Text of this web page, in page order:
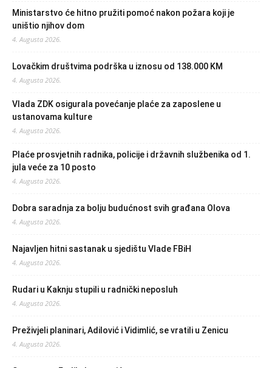
Ministarstvo će hitno pružiti pomoć nakon požara koji je
uništio njihov dom
4. Augusta 2026.
Lovačkim društvima podrška u iznosu od 138.000 KM
4. Augusta 2026.
Vlada ZDK osigurala povećanje plaće za zaposlene u
ustanovama kulture
4. Augusta 2026.
Plaće prosvjetnih radnika, policije i državnih službenika od 1.
jula veće za 10 posto
4. Augusta 2026.
Dobra saradnja za bolju budućnost svih građana Olova
4. Augusta 2026.
Najavljen hitni sastanak u sjedištu Vlade FBiH
4. Augusta 2026.
Rudari u Kaknju stupili u radnički neposluh
4. Augusta 2026.
Preživjeli planinari, Adilović i Vidimlić, se vratili u Zenicu
4. Augusta 2026.